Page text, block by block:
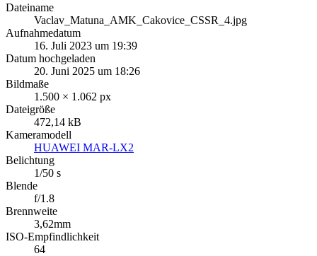
Dateiname
Vaclav_Matuna_AMK_Cakovice_CSSR_4.jpg
Aufnahmedatum
16. Juli 2023 um 19:39
Datum hochgeladen
20. Juni 2025 um 18:26
Bildmaße
1.500 × 1.062 px
Dateigröße
472,14 kB
Kameramodell
HUAWEI MAR-LX2
Belichtung
1/50 s
Blende
f/1.8
Brennweite
3,62mm
ISO-Empfindlichkeit
64